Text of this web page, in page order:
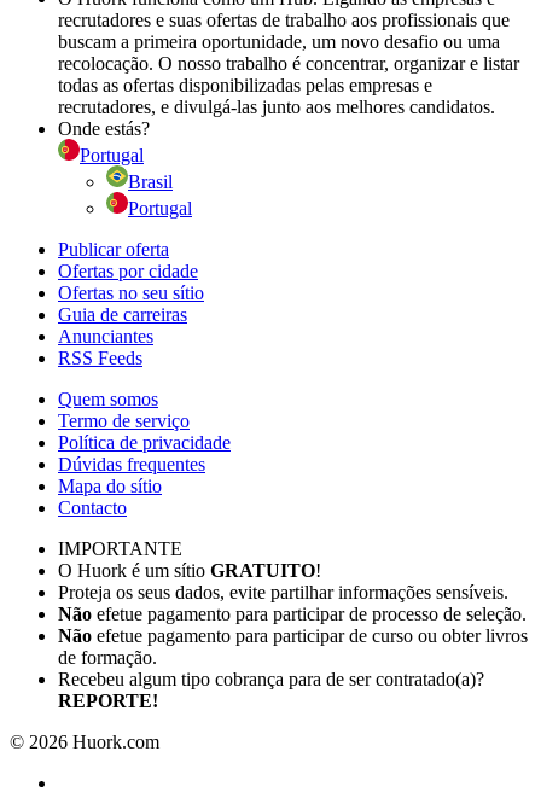
recrutadores e suas ofertas de trabalho aos profissionais que
buscam a primeira oportunidade, um novo desafio ou uma
recolocação. O nosso trabalho é concentrar, organizar e listar
todas as ofertas disponibilizadas pelas empresas e
recrutadores, e divulgá-las junto aos melhores candidatos.
Onde estás?
Portugal
Brasil
Portugal
Publicar oferta
Ofertas por cidade
Ofertas no seu sítio
Guia de carreiras
Anunciantes
RSS Feeds
Quem somos
Termo de serviço
Política de privacidade
Dúvidas frequentes
Mapa do sítio
Contacto
IMPORTANTE
O Huork é um sítio GRATUITO!
Proteja os seus dados, evite partilhar informações sensíveis.
Não efetue pagamento para participar de processo de seleção.
Não efetue pagamento para participar de curso ou obter livros
de formação.
Recebeu algum tipo cobrança para de ser contratado(a)?
REPORTE!
© 2026 Huork.com